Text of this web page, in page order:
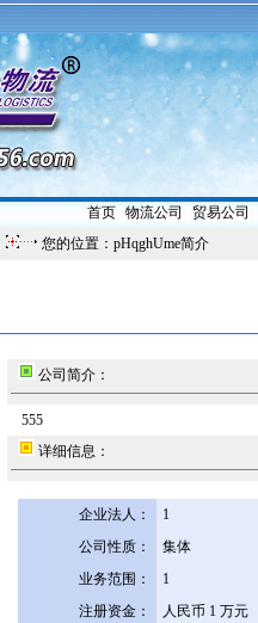
首页| 物流公司 贸易公司
您的位置：pHqghUme简介
公司简介：
555
详细信息：
企业法人：
1
公司性质：
集体
业务范围：
1
注册资金：
人民币 1 万元